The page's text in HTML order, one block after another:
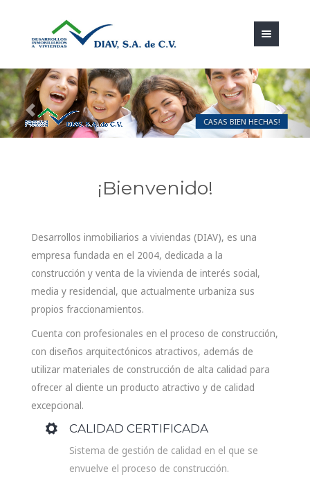
CASAS BIEN HECHAS!
Previous
¡Bienvenido!
Desarrollos inmobiliarios a viviendas (DIAV), es una
empresa fundada en el 2004, dedicada a la
construcción y venta de la vivienda de interés social,
media y residencial, que actualmente urbaniza sus
propios fraccionamientos.
Cuenta con profesionales en el proceso de construcción,
con diseños arquitectónicos atractivos, además de
utilizar materiales de construcción de alta calidad para
ofrecer al cliente un producto atractivo y de calidad
excepcional.
CALIDAD CERTIFICADA
Sistema de gestión de calidad en el que se
envuelve el proceso de construcción.